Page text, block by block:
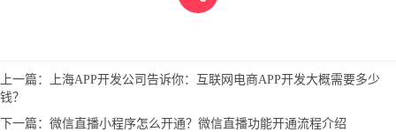
上一篇：
上海APP开发公司告诉你：互联网电商APP开发大概需要多少
钱？
下一篇： 微信直播小程序怎么开通？微信直播功能开通流程介绍